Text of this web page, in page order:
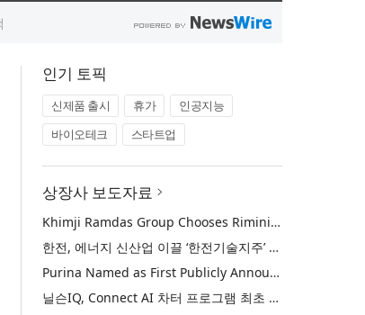
인기 토픽
신제품 출시 휴가
인공지능
바이오테크
스타트업
상장사 보도자료
Khimji Ramdas Group Chooses Rimini Street to Reduce SAP Support Costs, Protect 700+ Customizations and Reinvest Savings in Innovation
한전, 에너지 신산업 이끌 ‘한전기술지주’ 공식 출범
Purina Named as First Publicly Announced NIQ ConnectAI Charter Client
닐슨IQ, Connect AI 차터 프로그램 최초 고객사 ‘퓨리나’ 선정